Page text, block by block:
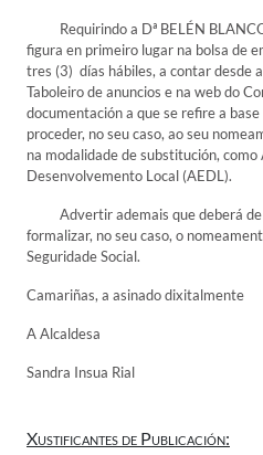
Requirindo a Dª BELÉN
figura en primeiro lugar na bolsa de
tres (3) días hábiles, a contar desde
Taboleiro de anuncios e na web do
documentación a que se refire a
proceder, no seu caso, ao seu
na modalidade de substitución,
Desenvolvemento Local (AEDL).
Advertir ademais que deberá de
formalizar, no seu caso, o
Seguridade Social.
Camariñas, a asinado dixitalmente
A Alcaldesa
Sandra Insua Rial
Xustificantes de Publicación: